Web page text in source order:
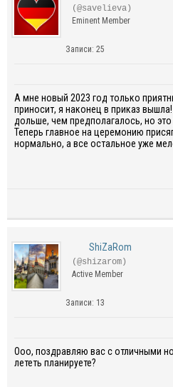
(@savelieva)
Eminent Member
Записи: 25
А мне новый 2023 год только
приносит, я наконец в приказ
дольше, чем предполагалось, но это
Теперь главное на церемонию
нормально, а все остальное уже
ShiZaRom
(@shizarom)
Active Member
Записи: 13
Ооо, поздравляю вас с отличными
лететь планируете?